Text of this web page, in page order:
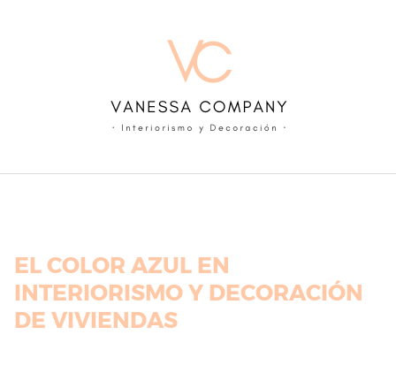
EL COLOR AZUL EN
INTERIORISMO Y DECORACIÓN
DE VIVIENDAS